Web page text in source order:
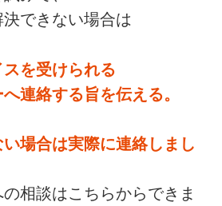
できない場合は
を受けられる
連絡する旨を伝える。
場合は実際に連絡しまし
相談はこちらからできま